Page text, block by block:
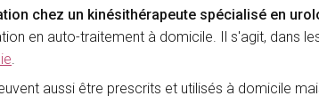
chez un kinésithérapeute spécialisé en
en auto-traitement à domicile. Il s'agit, dans
aussi être prescrits et utilisés à domicile